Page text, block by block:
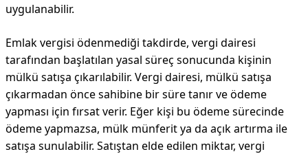
uygulanabilir.
Emlak vergisi ödenmediği takdirde, vergi dairesi
tarafından başlatılan yasal süreç sonucunda kişinin
mülkü satışa çıkarılabilir. Vergi dairesi, mülkü satışa
çıkarmadan önce sahibine bir süre tanır ve ödeme
yapması için fırsat verir. Eğer kişi bu ödeme sürecinde
ödeme yapmazsa, mülk münferit ya da açık artırma ile
satışa sunulabilir. Satıştan elde edilen miktar, vergi